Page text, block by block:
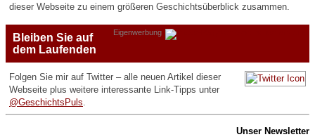
dieser Webseite zu einem größeren Geschichtsüberblick zusammen.
Eigenwerbung
Bleiben Sie auf
dem Laufenden
Folgen Sie mir auf Twitter – alle neuen Artikel dieser
Webseite plus weitere interessante Link-Tipps unter
@GeschichtsPuls.
Unser Newsletter